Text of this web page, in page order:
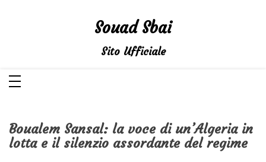
Souad Sbai
Sito Ufficiale
Boualem Sansal: la voce di un’Algeria in
lotta e il silenzio assordante del regime